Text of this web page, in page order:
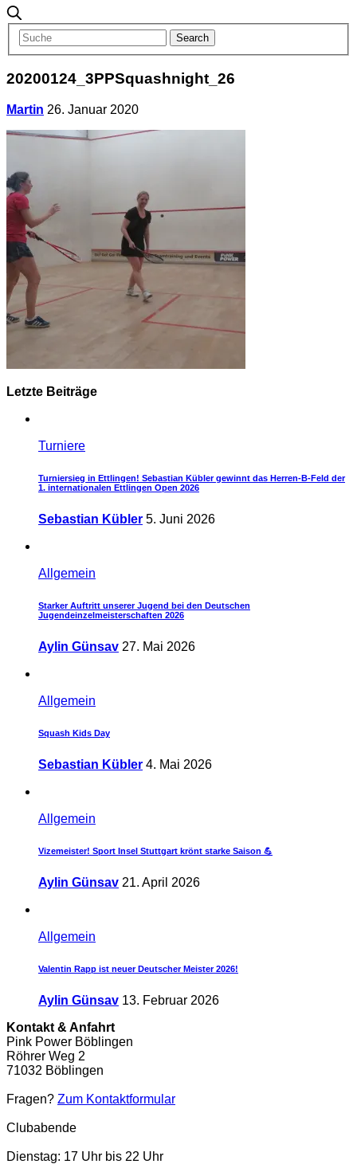
20200124_3PPSquashnight_26
Martin 26. Januar 2020
Letzte Beiträge
Turniere
Turniersieg in Ettlingen! Sebastian Kübler gewinnt das Herren-B-Feld der
1. internationalen Ettlingen Open 2026
Sebastian Kübler 5. Juni 2026
Allgemein
Starker Auftritt unserer Jugend bei den Deutschen
Jugendeinzelmeisterschaften 2026
Aylin Günsav 27. Mai 2026
Allgemein
Squash Kids Day
Sebastian Kübler 4. Mai 2026
Allgemein
Vizemeister! Sport Insel Stuttgart krönt starke Saison 💪
Aylin Günsav 21. April 2026
Allgemein
Valentin Rapp ist neuer Deutscher Meister 2026!
Aylin Günsav 13. Februar 2026
Kontakt & Anfahrt
Pink Power Böblingen
Röhrer Weg 2
71032 Böblingen
Fragen? Zum Kontaktformular
Clubabende
Dienstag: 17 Uhr bis 22 Uhr